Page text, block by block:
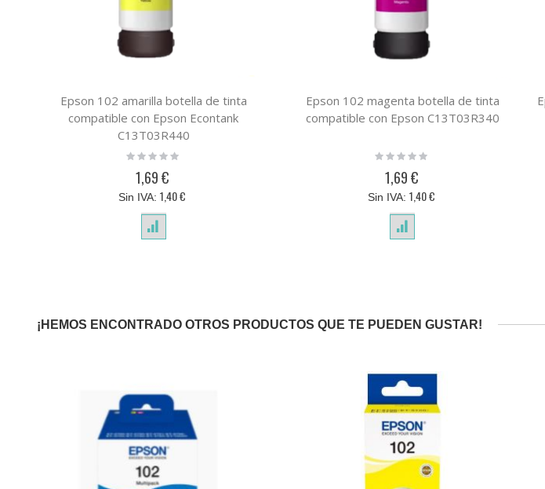
Epson 102 amarilla botella de tinta
compatible con Epson Econtank
C13T03R440
Rating:
1,69 €
1,40 €
Epson 102 magenta botella de tinta
compatible con Epson C13T03R340
Rating:
1,69 €
1,40 €
¡HEMOS ENCONTRADO OTROS PRODUCTOS QUE TE PUEDEN GUSTAR!